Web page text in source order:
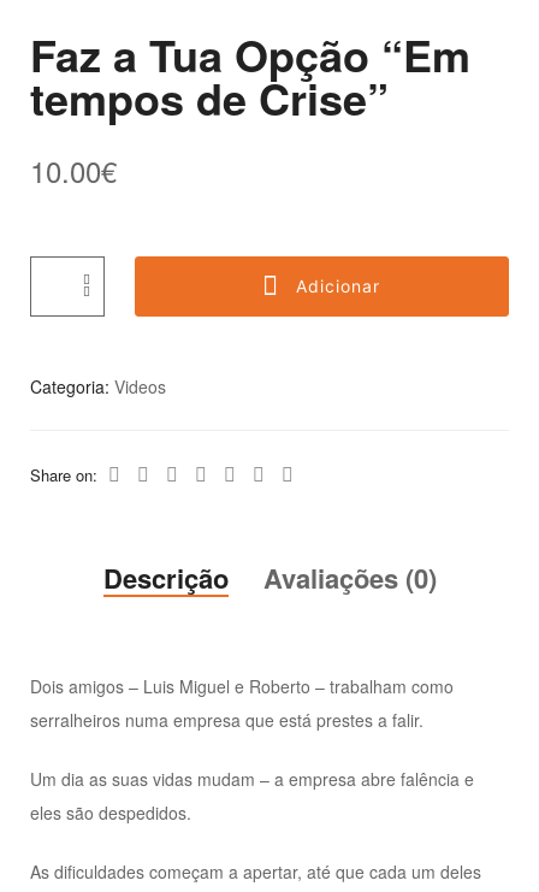
Faz a Tua Opção “Em
tempos de Crise”
10.00€
Adicionar
Categoria: Videos
Share on:
Descrição Avaliações (0)
Dois amigos – Luis Miguel e Roberto – trabalham como
serralheiros numa empresa que está prestes a falir.
Um dia as suas vidas mudam – a empresa abre falência e
eles são despedidos.
As dificuldades começam a apertar, até que cada um deles